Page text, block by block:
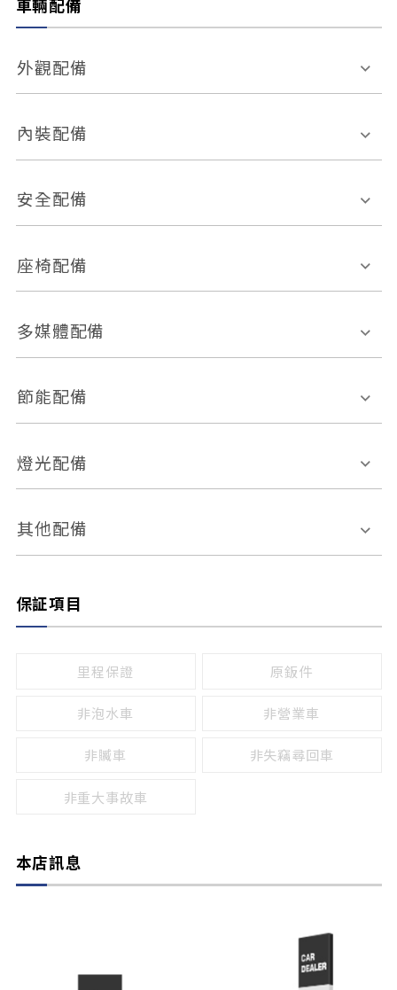
車輛配備
外觀配備
電動天窗
後視鏡方向指示燈
內裝配備
多功能方向盤
恆溫空調
安全配備
前座正面氣囊
ABS防鎖死
車道偏離警示
自動停車系統 盲點偵測系統
倒車雷達
座椅配備
皮椅
無
有
多媒體配備
外部音源接入
節能配備
引擎啟閉系統
燈光配備
感應頭燈
頭燈光源
其他配備
保証項目
里程保證 原鈑件
非泡水車 非營業車
非贓車 非失竊尋回車
非重大事故車
本店訊息